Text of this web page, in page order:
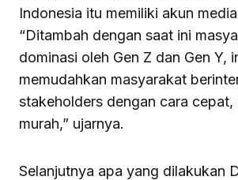
Indonesia itu memiliki akun
“Ditambah dengan saat ini
dominasi oleh Gen Z dan Gen Y,
memudahkan masyarakat
stakeholders dengan cara cepat,
murah,” ujarnya.
Selanjutnya apa yang dilakukan